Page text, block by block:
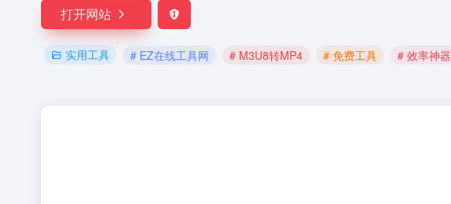
打开网站
实用工具 # EZ在线工具网 # M3U8转MP4 # 免费工具 # 效率神器